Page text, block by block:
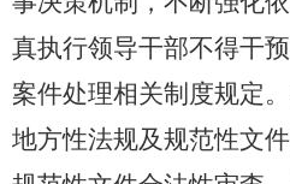
真执行领导干部不得干
案件处理相关制度规定
地方性法规及规范性文